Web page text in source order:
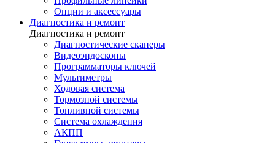
Опции и аксессуары
Диагностика и ремонт
Диагностика и ремонт
Диагностические сканеры
Видеоэндоскопы
Программаторы ключей
Мультиметры
Ходовая система
Тормозной системы
Топливной системы
Система охлаждения
АКПП